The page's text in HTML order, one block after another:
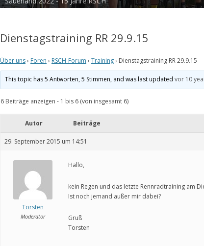
Dienstagstraining RR 29.9.15
Über uns› Foren › RSCH-Forum › Training› Dienstagstraining RR 29.9.15
This topic has 5 Antworten, 5 Stimmen, and was last updatedvor 10
6 Beiträge anzeigen - 1 bis 6 (von insgesamt 6)
Autor Beiträge
29. September 2015 um 14:51
Torsten
Moderator
Hallo,
kein Regen und das letzte Rennradtraining am
Ist noch jemand außer mir dabei?
Gruß
Torsten